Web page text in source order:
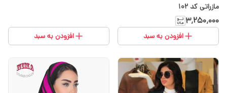
مازراتی کد 102
۳٬۲۵۰٬۰۰۰
افزودن به سبد افزودن به سبد